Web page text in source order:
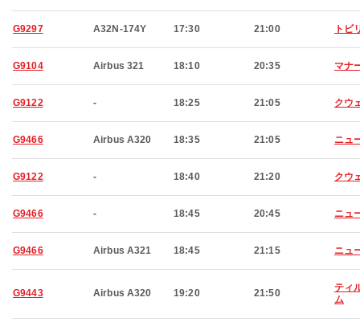
G9297 A32N-174Y 17:30 21:00 トビ
G9104 Airbus 321 18:10 20:35 マナ
G9122 - 18:25 21:05 クウ
G9466 Airbus A320 18:35 21:05 ニュ
G9122 - 18:40 21:20 クウ
G9466 - 18:45 20:45 ニュ
G9466 Airbus A321 18:45 21:15 ニュ
G9443 Airbus A320 19:20 21:50
ティ
ム